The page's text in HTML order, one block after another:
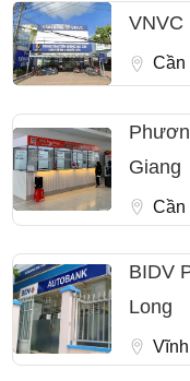
VNVC
Cần
Giang
Cần
BIDV
Long